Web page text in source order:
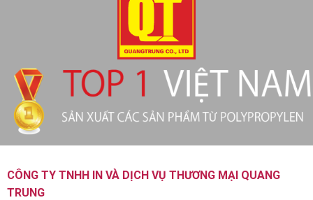
CÔNG TY TNHH IN VÀ DỊCH VỤ THƯƠNG MẠI QUANG
TRUNG